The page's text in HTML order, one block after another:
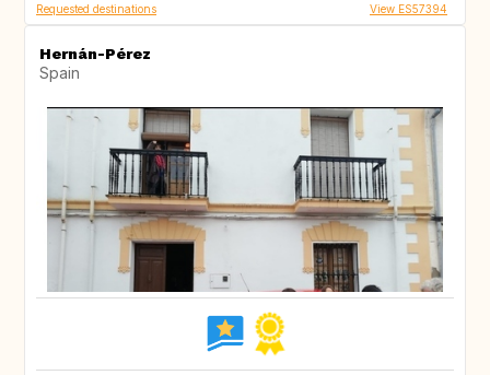
Requested destinations View ES57394
Hernán-Pérez
Spain